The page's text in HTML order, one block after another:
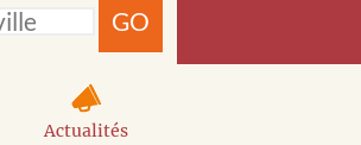
GO
Actualités